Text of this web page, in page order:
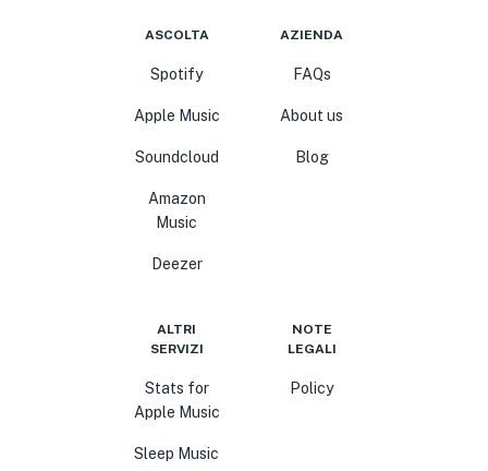
ASCOLTA
Spotify
Apple Music
Soundcloud
Amazon
Music
Deezer
AZIENDA
FAQs
About us
Blog
ALTRI
SERVIZI
Stats for
Apple Music
Sleep Music
NOTE
LEGALI
Policy